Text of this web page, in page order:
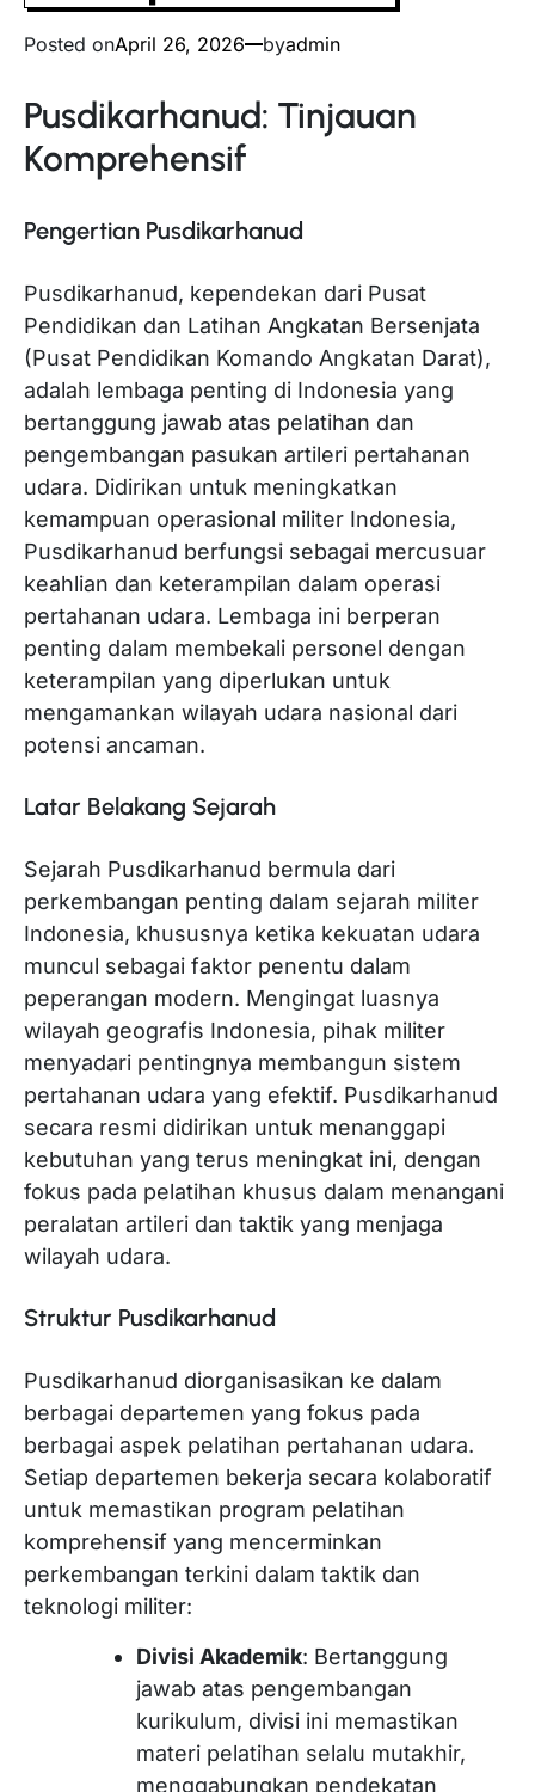
Posted onApril 26, 2026 byadmin
Pusdikarhanud: Tinjauan
Komprehensif
Pengertian Pusdikarhanud
Pusdikarhanud, kependekan dari Pusat
Pendidikan dan Latihan Angkatan Bersenjata
(Pusat Pendidikan Komando Angkatan Darat),
adalah lembaga penting di Indonesia yang
bertanggung jawab atas pelatihan dan
pengembangan pasukan artileri pertahanan
udara. Didirikan untuk meningkatkan
kemampuan operasional militer Indonesia,
Pusdikarhanud berfungsi sebagai mercusuar
keahlian dan keterampilan dalam operasi
pertahanan udara. Lembaga ini berperan
penting dalam membekali personel dengan
keterampilan yang diperlukan untuk
mengamankan wilayah udara nasional dari
potensi ancaman.
Latar Belakang Sejarah
Sejarah Pusdikarhanud bermula dari
perkembangan penting dalam sejarah militer
Indonesia, khususnya ketika kekuatan udara
muncul sebagai faktor penentu dalam
peperangan modern. Mengingat luasnya
wilayah geografis Indonesia, pihak militer
menyadari pentingnya membangun sistem
pertahanan udara yang efektif. Pusdikarhanud
secara resmi didirikan untuk menanggapi
kebutuhan yang terus meningkat ini, dengan
fokus pada pelatihan khusus dalam menangani
peralatan artileri dan taktik yang menjaga
wilayah udara.
Struktur Pusdikarhanud
Pusdikarhanud diorganisasikan ke dalam
berbagai departemen yang fokus pada
berbagai aspek pelatihan pertahanan udara.
Setiap departemen bekerja secara kolaboratif
untuk memastikan program pelatihan
komprehensif yang mencerminkan
perkembangan terkini dalam taktik dan
teknologi militer:
Divisi Akademik: Bertanggung
jawab atas pengembangan
kurikulum, divisi ini memastikan
materi pelatihan selalu mutakhir,
menggabungkan pendekatan